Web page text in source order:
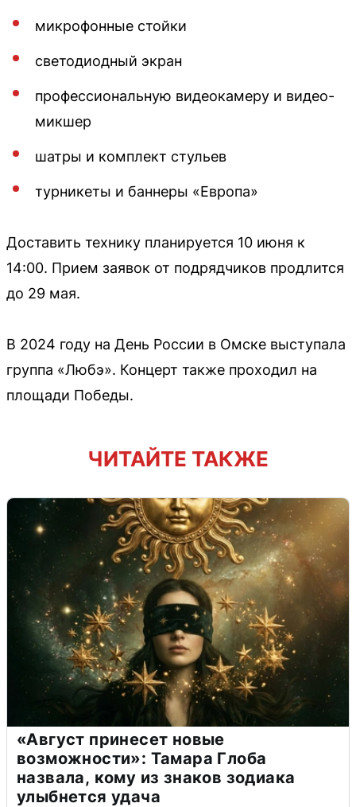
микрофонные стойки
светодиодный экран
профессиональную видеокамеру и видео-
микшер
шатры и комплект стульев
турникеты и баннеры «Европа»
Доставить технику планируется 10 июня к
14:00. Прием заявок от подрядчиков продлится
до 29 мая.
В 2024 году на День России в Омске выступала
группа «Любэ». Концерт также проходил на
площади Победы.
ЧИТАЙТЕ ТАКЖЕ
«Август принесет новые
возможности»: Тамара Глоба
назвала, кому из знаков зодиака
улыбнется удача